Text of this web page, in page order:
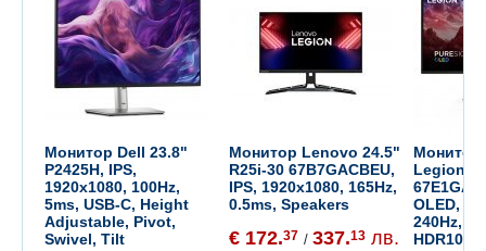
Монитор Dell 23.8"
P2425H, IPS,
1920x1080, 100Hz,
5ms, USB-C, Height
Adjustable, Pivot,
Swivel, Tilt
Монитор Lenovo 24.5"
R25i-30 67B7GACBEU,
IPS, 1920x1080, 165Hz,
0.5ms, Speakers
€ 172.37 / 337.13 лв.
Монитор
Legion
OLED,
240Hz,
HDR10,